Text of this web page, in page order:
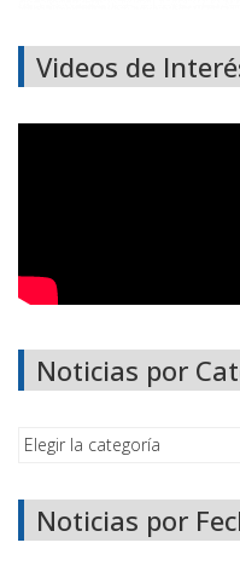
Videos de
Noticias por
Noticias por